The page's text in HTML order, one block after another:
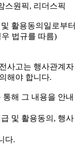
스원픽, 리더스픽
활용동의일로부터
법규를 따름)
사고는 행사관계자
해야 합니다.
해 그 내용을 안내
및 활용동의, 행사
다.